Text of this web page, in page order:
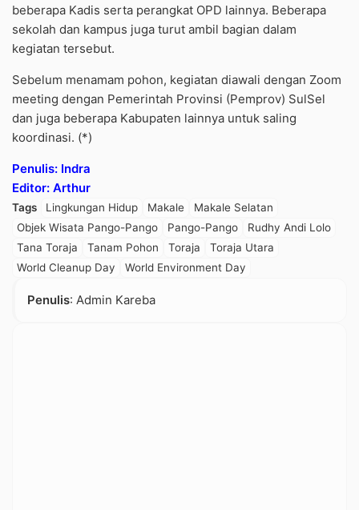
beberapa Kadis serta perangkat OPD lainnya. Beberapa
sekolah dan kampus juga turut ambil bagian dalam
kegiatan tersebut.
Sebelum menamam pohon, kegiatan diawali dengan Zoom
meeting dengan Pemerintah Provinsi (Pemprov) SulSel
dan juga beberapa Kabupaten lainnya untuk saling
koordinasi. (*)
Penulis: Indra
Editor: Arthur
Tags Lingkungan Hidup Makale
Makale Selatan
Objek Wisata Pango-Pango
Pango-Pango
Rudhy Andi Lolo
Tana Toraja
Tanam Pohon Toraja
Toraja Utara
World Cleanup Day
World Environment Day
Penulis: Admin Kareba